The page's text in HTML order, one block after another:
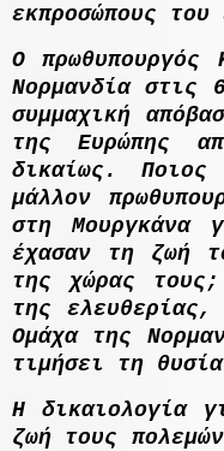
εκπροσώπους
Ο πρωθυπουργός
Νορµανδία στις
συµµαχική
της Ευρώπης
δικαίως. Ποιος
µάλλον
στη Μουργκάνα
έχασαν τη ζωή
της χώρας
της
Οµάχα της
τιµήσει τη
Η δικαιολογία
ζωή τους